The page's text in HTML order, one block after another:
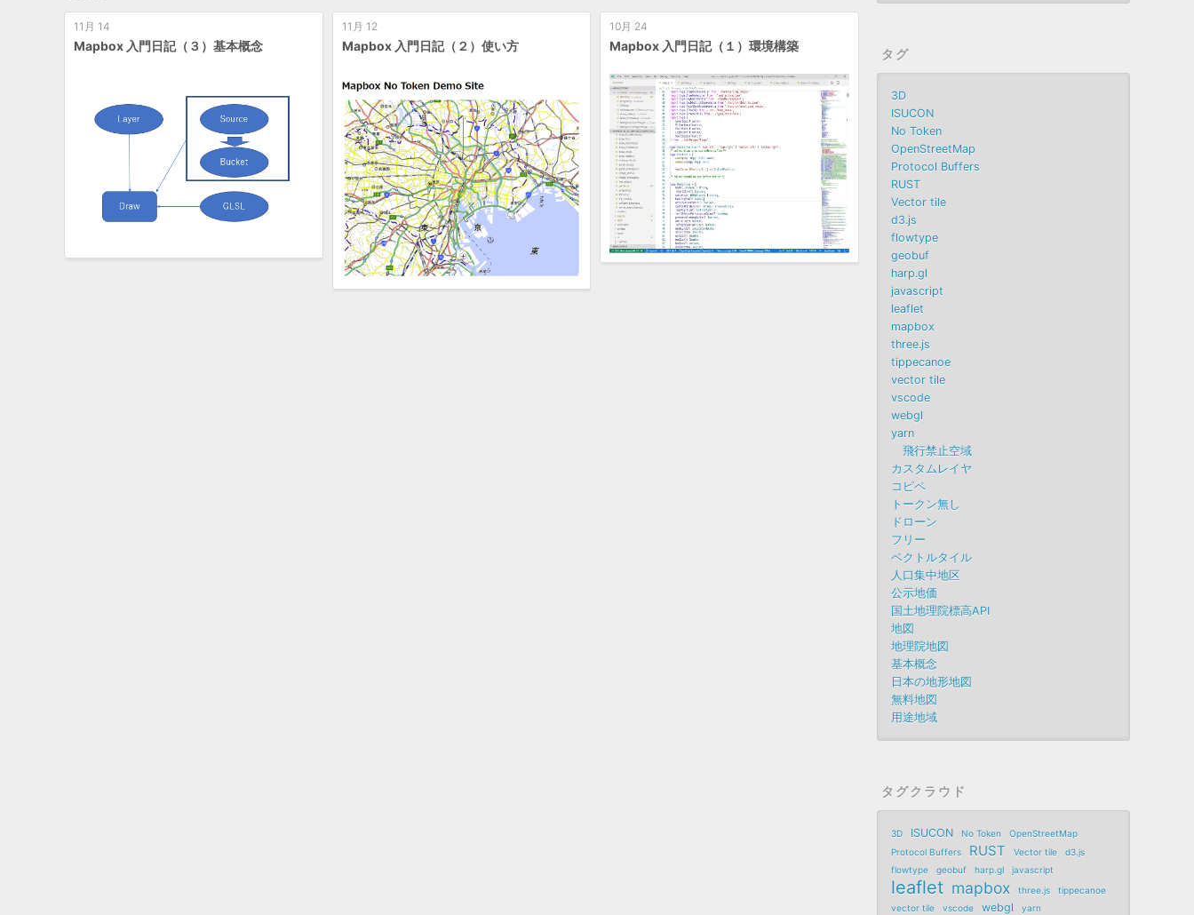
11月 14
Mapbox 入門日記（３）基本概念
11月 12
Mapbox 入門日記（２）使い方
10月 24
Mapbox 入門日記（１）環境構築
タグ
3D
ISUCON
No Token
OpenStreetMap
Protocol Buffers
RUST
Vector tile
d3.js
flowtype
geobuf
harp.gl
javascript
leaflet
mapbox
three.js
tippecanoe
vector tile
vscode
webgl
yarn
飛行禁止空域
カスタムレイヤ
コピペ
トークン無し
ドローン
フリー
ベクトルタイル
人口集中地区
公示地価
国土地理院標高API
地図
地理院地図
基本概念
日本の地形地図
無料地図
用途地域
タグクラウド
3D ISUCON No Token
OpenStreetMap
Protocol Buffers
RUST Vector tile
d3.js
flowtype
geobuf harp.gl javascript
leaflet mapbox three.js
tippecanoe
vector tile
vscode webgl
yarn